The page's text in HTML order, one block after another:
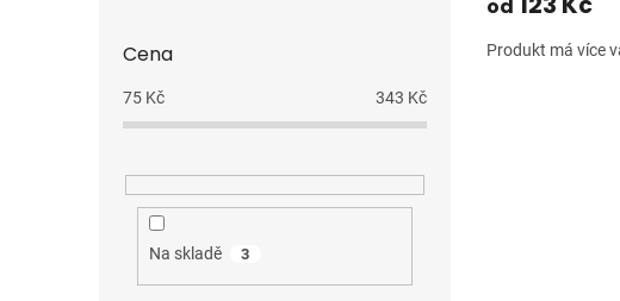
Cena
75 Kč 343 Kč
Na skladě 3
od
Produkt má více